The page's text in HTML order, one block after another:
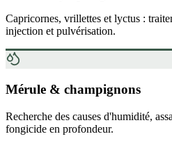
Capricornes, vrillettes et lyctus :
injection et pulvérisation.
Mérule & champignons
Recherche des causes d'humidité,
fongicide en profondeur.